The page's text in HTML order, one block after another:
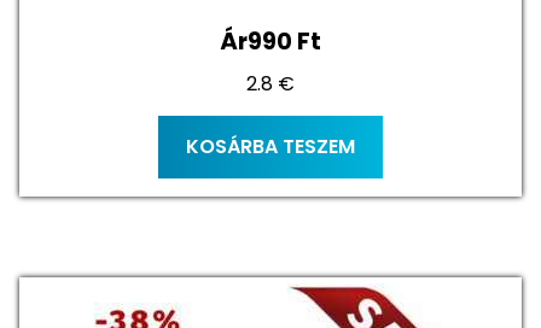
Ár990 Ft
2.8 €
KOSÁRBA TESZEM